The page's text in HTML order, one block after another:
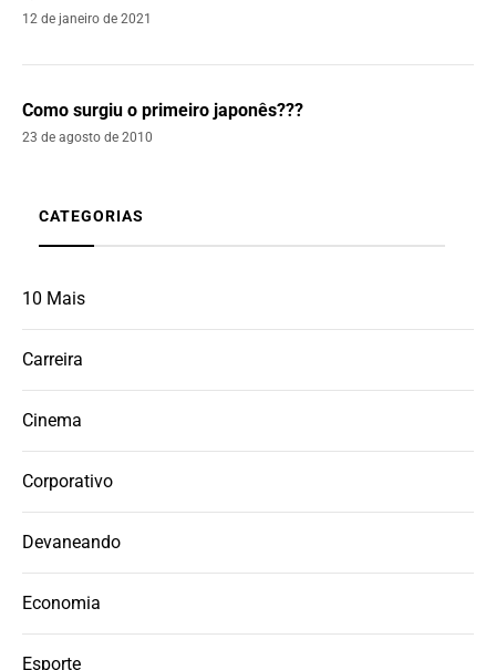
12 de janeiro de 2021
Como surgiu o primeiro japonês???
23 de agosto de 2010
CATEGORIAS
10 Mais
Carreira
Cinema
Corporativo
Devaneando
Economia
Esporte